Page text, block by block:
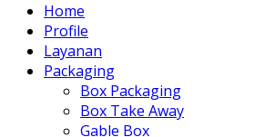
Home
Profile
Layanan
Packaging
Box Packaging
Box Take Away
Gable Box